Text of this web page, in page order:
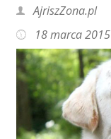
AjriszZona.pl
18 marca 2015